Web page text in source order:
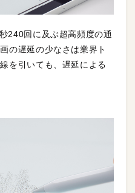
240回に及ぶ超高頻度の通
の遅延の少なさは業界ト
を引いても、遅延による